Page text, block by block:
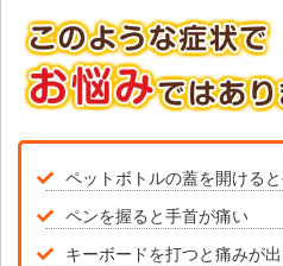
ペットボトルの蓋を開ける
ペンを握ると手首が痛い
キーボードを打つと痛みが出